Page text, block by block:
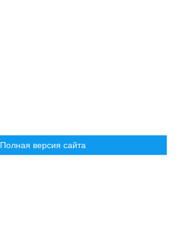
Полная версия сайта